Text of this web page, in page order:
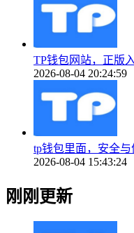
TP钱包网站，正版
2026-08-04 20:24:59
tp钱包里面，安全
2026-08-04 15:43:24
刚刚更新